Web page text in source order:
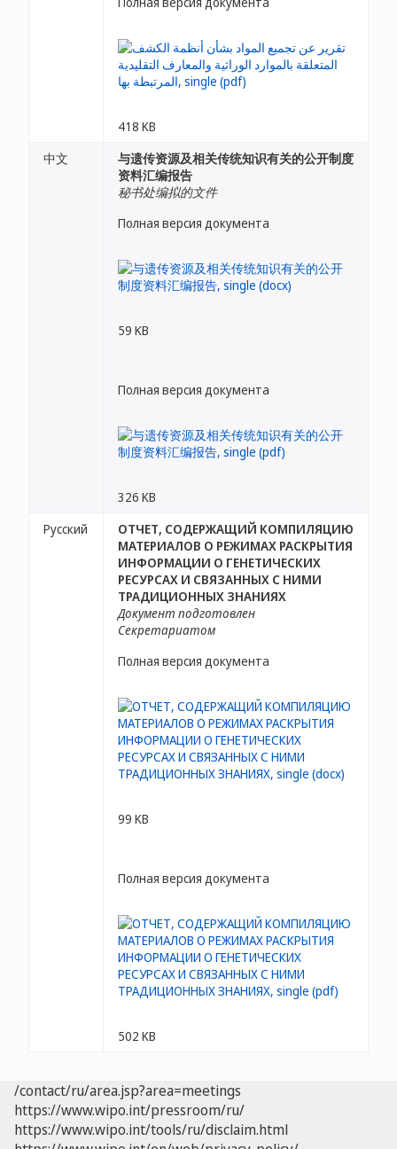
418 KB
中文
与遗传资源及相关传统知识有关的公开制度
资料汇编报告
秘书处编拟的文件
Полная версия документа
59 KB
Полная версия документа
326 KB
Русский
ОТЧЕТ, СОДЕРЖАЩИЙ КОМПИЛЯЦИЮ
МАТЕРИАЛОВ О РЕЖИМАХ РАСКРЫТИЯ
ИНФОРМАЦИИ О ГЕНЕТИЧЕСКИХ
РЕСУРСАХ И СВЯЗАННЫХ С НИМИ
ТРАДИЦИОННЫХ ЗНАНИЯХ
Документ подготовлен
Секретариатом
Полная версия документа
99 KB
Полная версия документа
502 KB
/contact/ru/area.jsp?area=meetings
https://www.wipo.int/pressroom/ru/
https://www.wipo.int/tools/ru/disclaim.html